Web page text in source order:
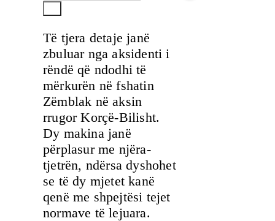
Të tjera detaje janë
zbuluar nga aksidenti i
rëndë që ndodhi të
mërkurën në fshatin
Zëmblak në aksin
rrugor Korçë-Bilisht.
Dy makina janë
përplasur me njëra-
tjetrën, ndërsa dyshohet
se të dy mjetet kanë
qenë me shpejtësi tejet
normave të lejuara.